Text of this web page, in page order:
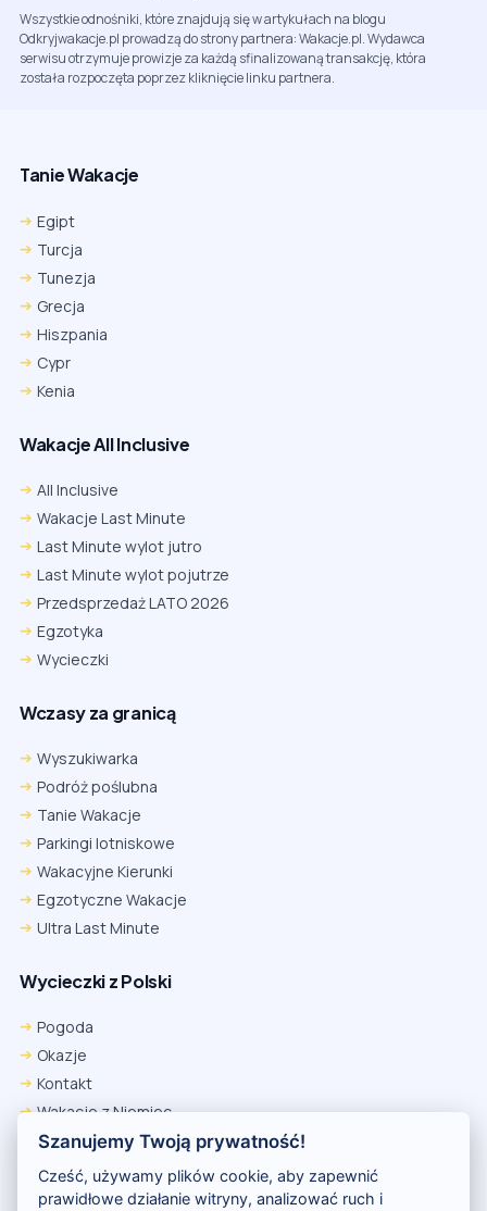
Wszystkie odnośniki, które znajdują się w artykułach na blogu
Odkryjwakacje.pl prowadzą do strony partnera: Wakacje.pl. Wydawca
serwisu otrzymuje prowizje za każdą sfinalizowaną transakcję, która
została rozpoczęta poprzez kliknięcie linku partnera.
Tanie Wakacje
Egipt
Turcja
Tunezja
Grecja
Hiszpania
Cypr
Kenia
Wakacje All Inclusive
All Inclusive
Wakacje Last Minute
Last Minute wylot jutro
Last Minute wylot pojutrze
Przedsprzedaż LATO 2026
Egzotyka
Wycieczki
Wczasy za granicą
Wyszukiwarka
Podróż poślubna
Tanie Wakacje
Parkingi lotniskowe
Wakacyjne Kierunki
Egzotyczne Wakacje
Ultra Last Minute
Wycieczki z Polski
Pogoda
Okazje
Kontakt
Wakacje z Niemiec
Polityka Prywatności
Wakacje w Egipcie
Rankingi hoteli
Szanujemy Twoją prywatność!
Cześć, używamy plików cookie, aby zapewnić
prawidłowe działanie witryny, analizować ruch i